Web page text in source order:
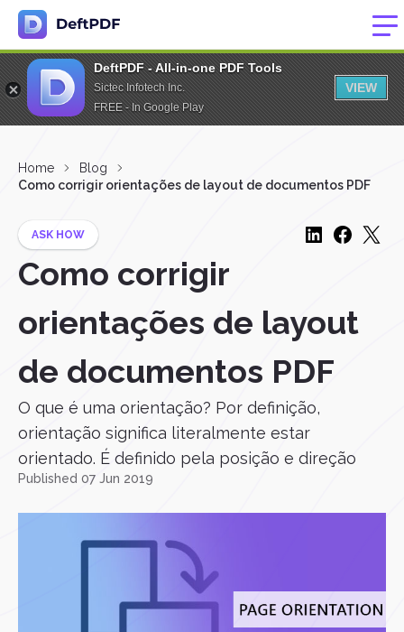
DeftPDF - All-in-one PDF Tools
Sictec Infotech Inc.
FREE - In Google Play
VIEW
Home
Blog
Como corrigir orientações de layout de documentos PDF
ASK HOW
Como corrigir
orientações de layout
de documentos PDF
O que é uma orientação? Por definição,
orientação significa literalmente estar
orientado. É definido pela posição e direção
Published 07 Jun 2019